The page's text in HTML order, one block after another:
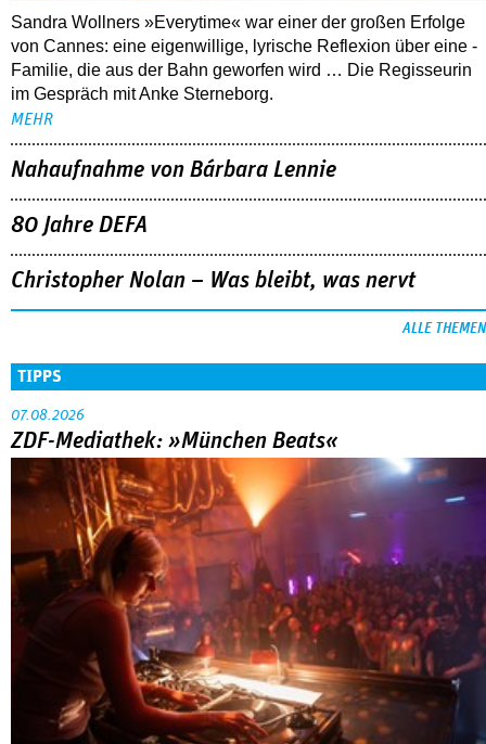
Sandra Wollners »Everytime« war einer der großen Erfolge
von Cannes: eine eigenwillige, lyrische Reflexion über eine ­
Familie, die aus der Bahn geworfen wird … Die Regisseurin
im Gespräch mit Anke Sterneborg.
MEHR
Nahaufnahme von Bárbara Lennie
80 Jahre DEFA
Christopher Nolan – Was bleibt, was nervt
ALLE THEMEN
TIPPS
07.08.2026
ZDF-Mediathek: »München Beats«